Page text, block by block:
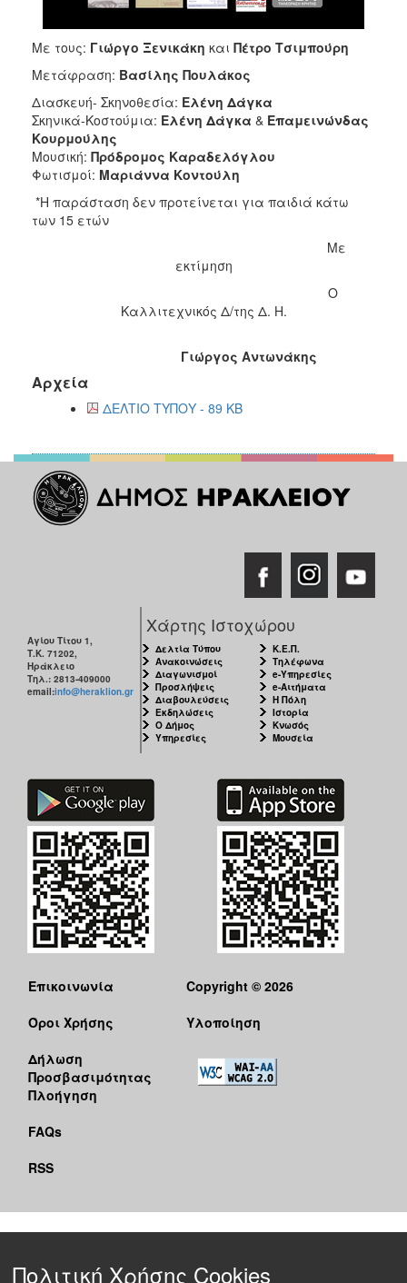
Με τους: Γιώργο Ξενικάκη και Πέτρο Τσιμπούρη
Μετάφραση: Βασίλης Πουλάκος
Διασκευή- Σκηνοθεσία: Ελένη Δάγκα
Σκηνικά-Κοστούμια: Ελένη Δάγκα & Επαμεινώνδας
Κουρμούλης
Μουσική: Πρόδρομος Καραδελόγλου
Φωτισμοί: Μαριάννα Κοντούλη
*Η παράσταση δεν προτείνεται για παιδιά κάτω
των 15 ετών
Με
εκτίμηση
Ο
Καλλιτεχνικός Δ/της Δ. Η.
Γιώργος Αντωνάκης
Αρχεία
ΔΕΛΤΙΟ ΤΥΠΟΥ - 89 KB
Αγίου Τίτου 1,
Τ.Κ. 71202,
Ηράκλειο
Τηλ.: 2813-409000
email:info@heraklion.gr
Χάρτης Ιστοχώρου
Δελτία Τύπου
Ανακοινώσεις
Διαγωνισμοί
Προσλήψεις
Διαβουλεύσεις
Εκδηλώσεις
Ο Δήμος
Υπηρεσίες
Κ.Ε.Π.
Τηλέφωνα
e-Υπηρεσίες
e-Αιτήματα
Η Πόλη
Ιστορία
Κνωσός
Μουσεία
Επικοινωνία
Όροι Χρήσης
Δήλωση
Προσβασιμότητας
Πλοήγηση
FAQs
RSS
Copyright © 2026
Υλοποίηση
Πολιτική Χρήσης Cookies